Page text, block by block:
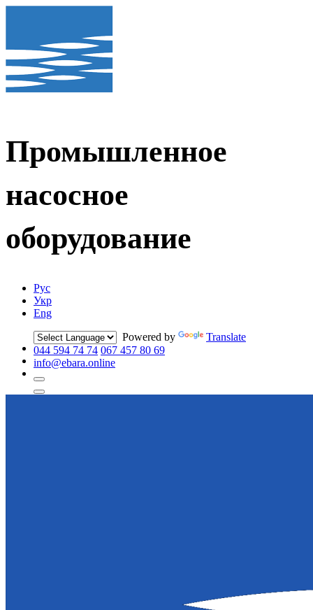
Промышленное
насосное
оборудование
Рус
Укр
Eng
Powered by
Translate
044 594 74 74 067 457 80 69
info@ebara.online